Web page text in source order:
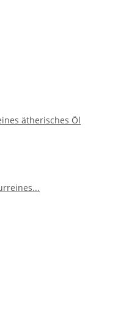
ätherisches Öl